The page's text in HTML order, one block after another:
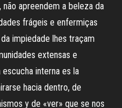
apreendem a beleza da
frágeis e enfermiças
impiedade lhes traçam
extensas e
interna es la
hacia dentro, de
y de «ver» que se nos